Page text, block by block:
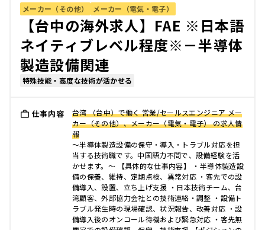
メーカー（その他） メーカー（電気・電子）
【台中の海外求人】FAE ※日本語
ネイティブレベル程度※－半導体
製造設備関連
特殊技能・高度な技術が活かせる
仕事内容
台湾 （台中）で働く 営業/セールスエンジニア メー
カー（その他）、メーカー（電気・電子） の求人情
報
～半導体製造設備の保守・導入・トラブル対応を担
当する技術職です。中国語力不問で、設備経験を活
かせます。～ 【具体的な仕事内容】 ・半導体製造設
備の保養、維持、定期点検、異常対応 ・客先での設
備導入、設置、立ち上げ支援 ・日本技術チーム、台
湾顧客、外部協力会社との技術連絡・調整 ・設備ト
ラブル発生時の現場確認、状況報告、改善対応 ・設
備導入後のオンコール待機および緊急対応 ・客先無